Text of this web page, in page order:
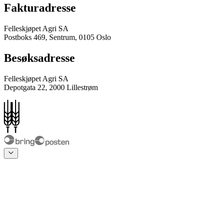
Fakturadresse
Felleskjøpet Agri SA
Postboks 469, Sentrum, 0105 Oslo
Besøksadresse
Felleskjøpet Agri SA
Depotgata 22, 2000 Lillestrøm